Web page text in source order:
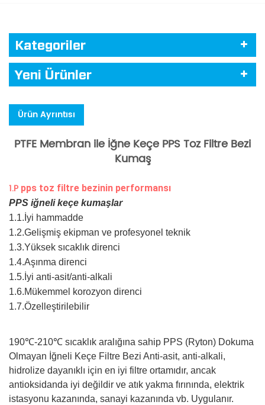
Kategoriler
Yeni Ürünler
Ürün Ayrıntısı
PTFE Membran ile İğne Keçe PPS Toz Filtre Bezi
Kumaş
1.P pps toz filtre bezinin performansı
PPS iğneli keçe kumaşlar
1.1.İyi hammadde
1.2.Gelişmiş ekipman ve profesyonel teknik
1.3.Yüksek sıcaklık direnci
1.4.Aşınma direnci
1.5.İyi anti-asit/anti-alkali
1.6.Mükemmel korozyon direnci
1.7.Özelleştirilebilir
190℃-210℃ sıcaklık aralığına sahip PPS (Ryton) Dokuma
Olmayan İğneli Keçe Filtre Bezi Anti-asit, anti-alkali,
hidrolize dayanıklı için en iyi filtre ortamıdır, ancak
antioksidanda iyi değildir ve atık yakma fırınında, elektrik
istasyonu kazanında, sanayi kazanında vb. Uygulanır.